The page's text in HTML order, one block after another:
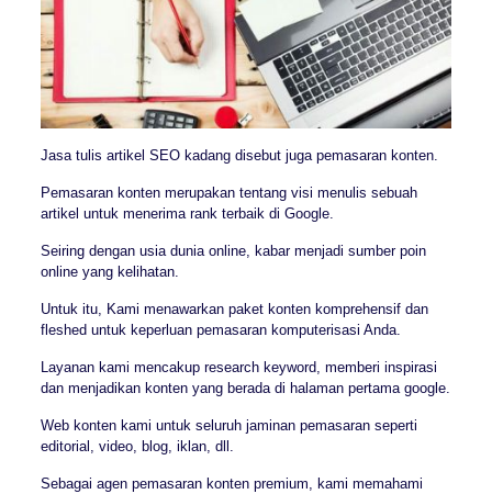
Jasa tulis artikel SEO kadang disebut juga pemasaran konten.
Pemasaran konten merupakan tentang visi menulis sebuah
artikel untuk menerima rank terbaik di Google.
Seiring dengan usia dunia online, kabar menjadi sumber poin
online yang kelihatan.
Untuk itu, Kami menawarkan paket konten komprehensif dan
fleshed untuk keperluan pemasaran komputerisasi Anda.
Layanan kami mencakup research keyword, memberi inspirasi
dan menjadikan konten yang berada di halaman pertama google.
Web konten kami untuk seluruh jaminan pemasaran seperti
editorial, video, blog, iklan, dll.
Sebagai agen pemasaran konten premium, kami memahami